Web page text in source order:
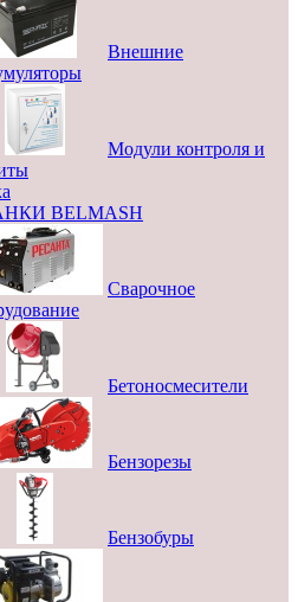
Внешние
Модули контроля и
BELMASH
Сварочное
Бетоносмесители
Бензорезы
Бензобуры